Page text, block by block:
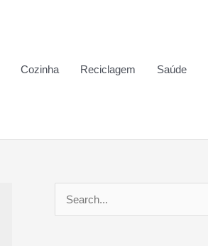
Cozinha Reciclagem Saúde
e